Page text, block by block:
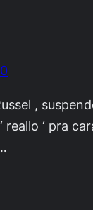
,
reallo ‘ pra